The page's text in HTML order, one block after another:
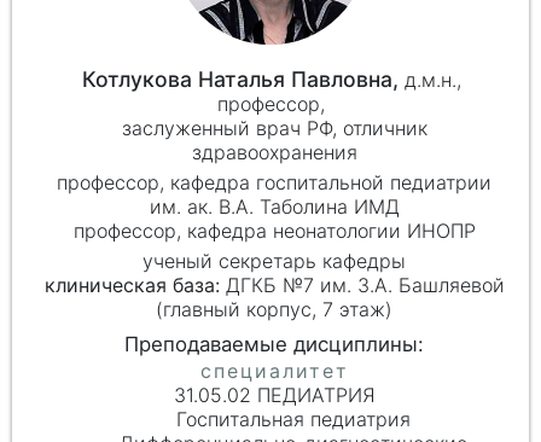
Котлукова Наталья Павловна, д.м.н.,
профессор,
заслуженный врач РФ, отличник
здравоохранения
профессор, кафедра госпитальной педиатрии
им. ак. В.А. Таболина ИМД
профессор, кафедра неонатологии ИНОПР
ученый секретарь кафедры
клиническая база:ДГКБ №7 им. З.А. Башляевой
(главный корпус, 7 этаж)
31.05.02 ПЕДИАТРИЯ
Госпитальная педиатрия